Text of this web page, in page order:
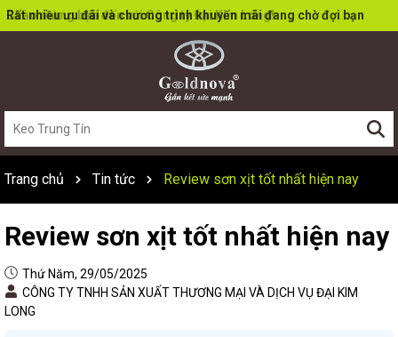
Rất nhiều ưu đãi và chương trình khuyến mãi đang chờ đợi bạn
Trang chủ Tin tức Review sơn xịt tốt nhất hiện nay
Review sơn xịt tốt nhất hiện nay
Thứ Năm, 29/05/2025
CÔNG TY TNHH SẢN XUẤT THƯƠNG MẠI VÀ DỊCH VỤ ĐẠI KIM
LONG